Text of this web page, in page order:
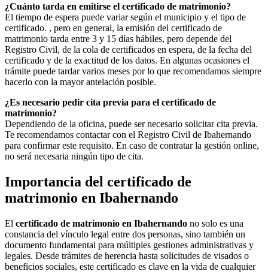
¿Cuánto tarda en emitirse el certificado de matrimonio?
El tiempo de espera puede variar según el municipio y el tipo de
certificado. , pero en general, la emisión del certificado de
matrimonio tarda entre 3 y 15 días hábiles, pero depende del
Registro Civil, de la cola de certificados en espera, de la fecha del
certificado y de la exactitud de los datos. En algunas ocasiones el
trámite puede tardar varios meses por lo que recomendamos siempre
hacerlo con la mayor antelación posible.
¿Es necesario pedir cita previa para el certificado de
matrimonio?
Dependiendo de la oficina, puede ser necesario solicitar cita previa.
Te recomendamos contactar con el Registro Civil de Ibahernando
para confirmar este requisito. En caso de contratar la gestión online,
no será necesaria ningún tipo de cita.
Importancia del certificado de
matrimonio en Ibahernando
El certificado de matrimonio en Ibahernando no solo es una
constancia del vínculo legal entre dos personas, sino también un
documento fundamental para múltiples gestiones administrativas y
legales. Desde trámites de herencia hasta solicitudes de visados o
beneficios sociales, este certificado es clave en la vida de cualquier